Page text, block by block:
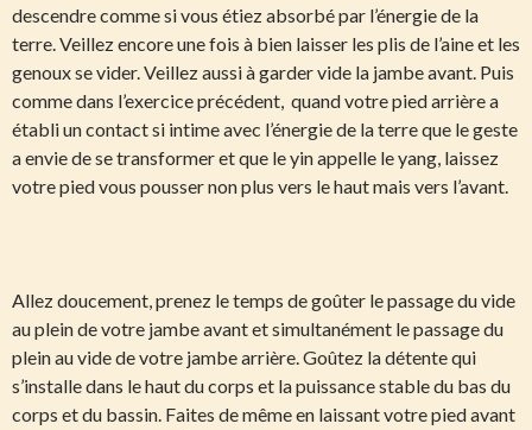
descendre comme si vous étiez absorbé par l’énergie de la
terre. Veillez encore une fois à bien laisser les plis de l’aine et les
genoux se vider. Veillez aussi à garder vide la jambe avant. Puis
comme dans l’exercice précédent, quand votre pied arrière a
établi un contact si intime avec l’énergie de la terre que le geste
a envie de se transformer et que le yin appelle le yang, laissez
votre pied vous pousser non plus vers le haut mais vers l’avant.
Allez doucement, prenez le temps de goûter le passage du vide
au plein de votre jambe avant et simultanément le passage du
plein au vide de votre jambe arrière. Goûtez la détente qui
s’installe dans le haut du corps et la puissance stable du bas du
corps et du bassin. Faites de même en laissant votre pied avant